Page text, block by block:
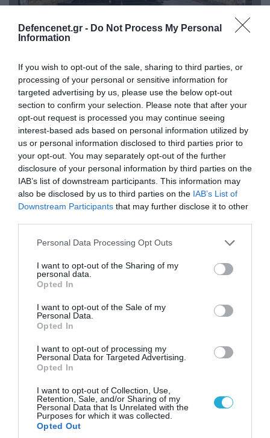
Defencenet.gr - Do Not Process My Personal
Information
If you wish to opt-out of the sale, sharing to third parties, or
processing of your personal or sensitive information for
targeted advertising by us, please use the below opt-out
section to confirm your selection. Please note that after your
opt-out request is processed you may continue seeing
interest-based ads based on personal information utilized by
us or personal information disclosed to third parties prior to
your opt-out. You may separately opt-out of the further
disclosure of your personal information by third parties on the
IAB’s list of downstream participants. This information may
also be disclosed by us to third parties on the IAB’s List of
Downstream Participants that may further disclose it to other
Please note that this website/app uses one or more Google
not limited to your visit or usage behaviour. You may click to
grant or deny consent to Google and its third-party tags to
use your data for below specified purposes in below Google
consent section.
Personal Data Processing Opt Outs
I want to opt-out of the Sharing of my
personal data.
Opted In
I want to opt-out of the Sale of my
Personal Data.
Opted In
I want to opt-out of processing my
Personal Data for Targeted Advertising.
Opted In
I want to opt-out of Collection, Use,
Retention, Sale, and/or Sharing of my
Personal Data that Is Unrelated with the
Purposes for which it was collected.
Opted Out
06.08.2026 | 14:02
«Επιχείρηση ελεύθερα πεζοδρόμια» στην
Αθήνα: Απομακρύνθηκαν παράνομα
αντικείμενα από κοινόχρηστους χώρους
06.08.2026 | 09:03
«Οι εντελώς αθώοι»: Η ανάρτηση του Αρκά για
τα ζώα που χάθηκαν στις πυρκαγιές της
Αττικής (φωτο)